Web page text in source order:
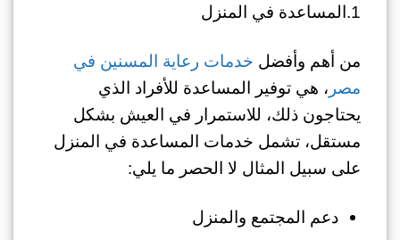
1.المساعدة في المنزل
من أهم وأفضل خدمات رعاية المسنين في
مصر ، هي توفير المساعدة للأفراد الذي
يحتاجون ذلك، للاستمرار في العيش بشكل
مستقل، تشمل خدمات المساعدة في المنزل
على سبيل المثال لا الحصر ما يلي:
دعم المجتمع والمنزل